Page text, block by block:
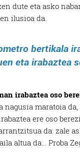
dute eta asko
ilusioa da.
bertikala
eta irabaztea
irabaztea oso
nagusia maratoia da,
ere oso
da: zale
altua da… Proba